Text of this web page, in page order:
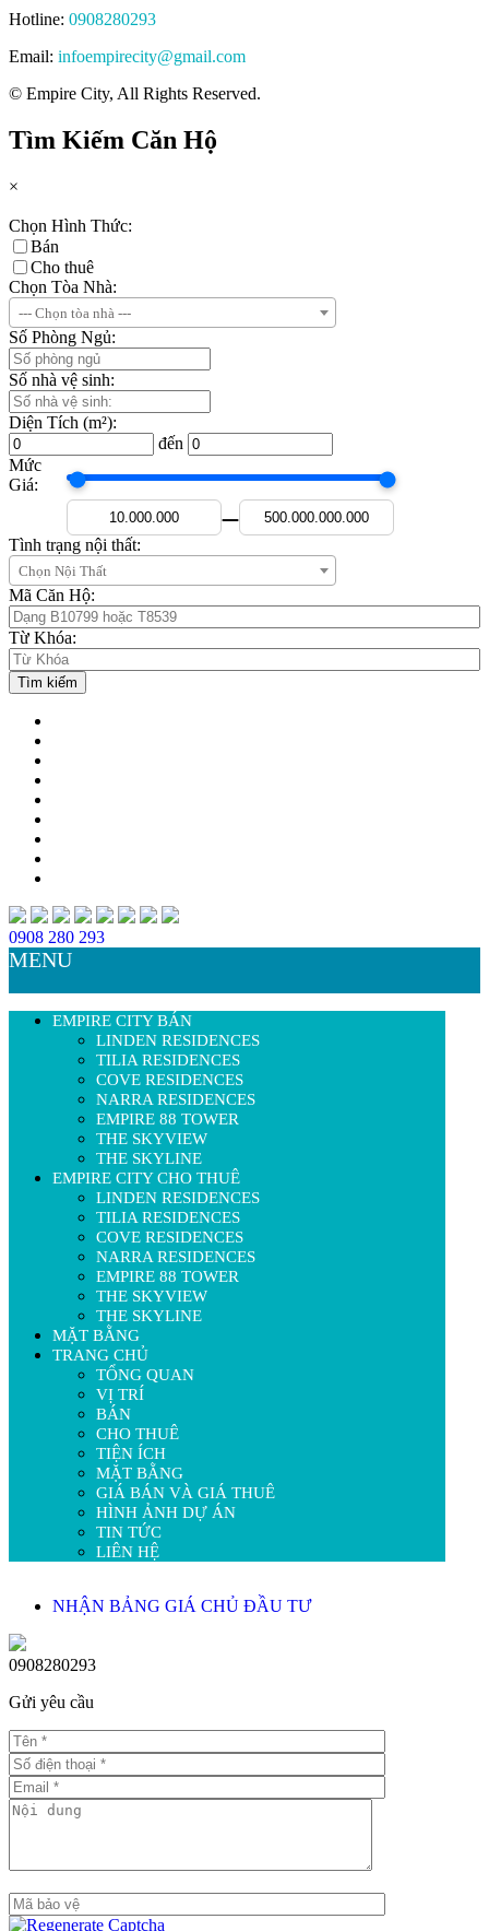
Hotline: 0908280293
Email: infoempirecity@gmail.com
© Empire City, All Rights Reserved.
Tìm Kiếm Căn Hộ
×
Chọn Hình Thức:
Bán
Cho thuê
Chọn Tòa Nhà:
--- Chọn tòa nhà ---
Số Phòng Ngủ:
Số nhà vệ sinh:
Diện Tích (m²):
đến
Mức
Giá:
—
Tình trạng nội thất:
Chọn Nội Thất
Mã Căn Hộ:
Từ Khóa:
0908 280 293
MENU
EMPIRE CITY BÁN
LINDEN RESIDENCES
TILIA RESIDENCES
COVE RESIDENCES
NARRA RESIDENCES
EMPIRE 88 TOWER
THE SKYVIEW
THE SKYLINE
EMPIRE CITY CHO THUÊ
LINDEN RESIDENCES
TILIA RESIDENCES
COVE RESIDENCES
NARRA RESIDENCES
EMPIRE 88 TOWER
THE SKYVIEW
THE SKYLINE
MẶT BẰNG
TRANG CHỦ
TỔNG QUAN
VỊ TRÍ
BÁN
CHO THUÊ
TIỆN ÍCH
MẶT BẰNG
GIÁ BÁN VÀ GIÁ THUÊ
HÌNH ẢNH DỰ ÁN
TIN TỨC
LIÊN HỆ
NHẬN BẢNG GIÁ CHỦ ĐẦU TƯ
0908280293
Gửi yêu cầu